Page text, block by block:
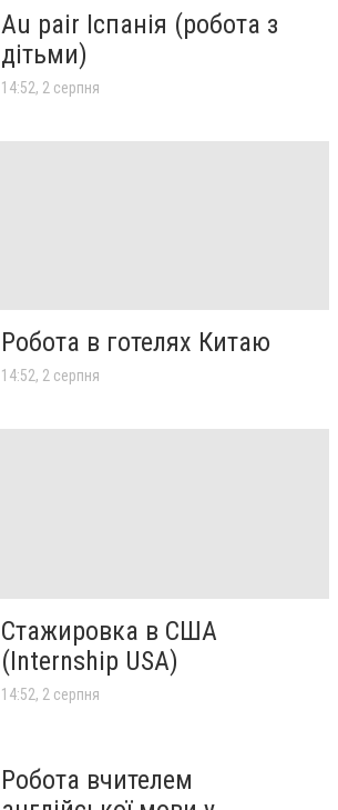
Au pair Іспанія (робота з
дітьми)
14:52, 2 серпня
Робота в готелях Китаю
14:52, 2 серпня
Стажировка в США
(Internship USA)
14:52, 2 серпня
Робота вчителем